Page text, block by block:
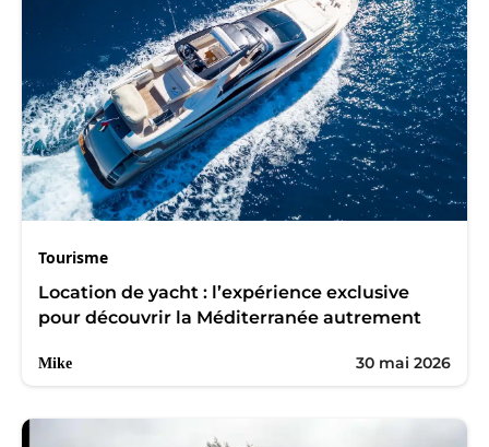
Tourisme
Location de yacht : l’expérience exclusive
pour découvrir la Méditerranée autrement
Mike 30 mai 2026